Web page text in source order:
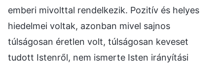
emberi mivolttal rendelkezik. Pozitív és helyes
hiedelmei voltak, azonban mivel sajnos
túlságosan éretlen volt, túlságosan keveset
tudott Istenről, nem ismerte Isten irányítási